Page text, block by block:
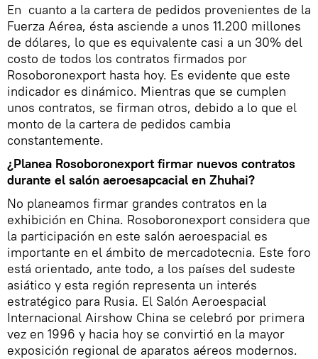
En cuanto a la cartera de pedidos provenientes de la
Fuerza Aérea, ésta asciende a unos 11.200 millones
de dólares, lo que es equivalente casi a un 30% del
costo de todos los contratos firmados por
Rosoboronexport hasta hoy. Es evidente que este
indicador es dinámico. Mientras que se cumplen
unos contratos, se firman otros, debido a lo que el
monto de la cartera de pedidos cambia
constantemente.
¿Planea Rosoboronexport firmar nuevos contratos
durante el salón aeroesapcacial en Zhuhai?
No planeamos firmar grandes contratos en la
exhibición en China. Rosoboronexport considera que
la participación en este salón aeroespacial es
importante en el ámbito de mercadotecnia. Este foro
está orientado, ante todo, a los países del sudeste
asiático y esta región representa un interés
estratégico para Rusia. El Salón Aeroespacial
Internacional Airshow China se celebró por primera
vez en 1996 y hacia hoy se convirtió en la mayor
exposición regional de aparatos aéreos modernos.